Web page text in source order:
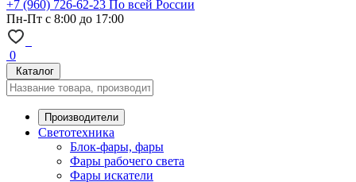
+7 (960) 726-62-23 По всей России
Пн-Пт с 8:00 до 17:00
0
Каталог
Производители
Светотехника
Блок-фары, фары
Фары рабочего света
Фары искатели